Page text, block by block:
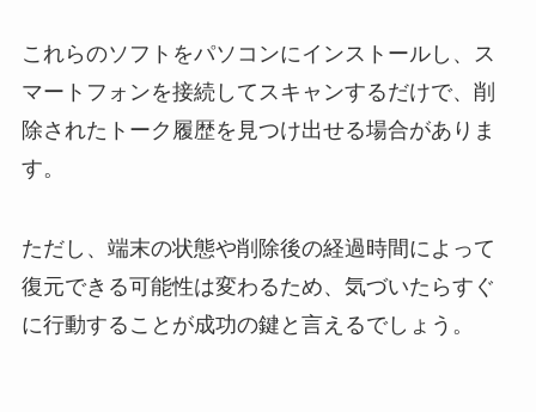
これらのソフトをパソコンにインストールし、ス
マートフォンを接続してスキャンするだけで、削
除されたトーク履歴を見つけ出せる場合がありま
す。
ただし、端末の状態や削除後の経過時間によって
復元できる可能性は変わるため、気づいたらすぐ
に行動することが成功の鍵と言えるでしょう。